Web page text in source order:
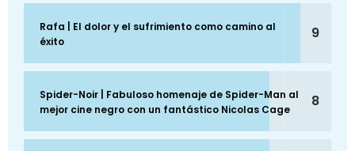
Rafa | El dolor y el sufrimiento como camino al
éxito
9
Spider-Noir | Fabuloso homenaje de Spider-Man al
mejor cine negro con un fantástico Nicolas Cage
8